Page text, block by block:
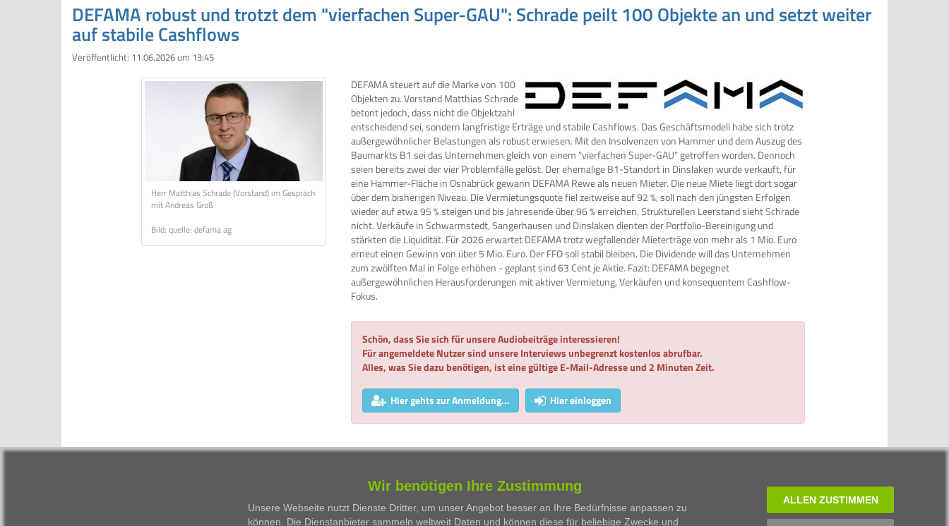
DEFAMA robust und trotzt dem "vierfachen Super-GAU": Schrade peilt 100 Objekte an und setzt weiter
auf stabile Cashflows
Veröffentlicht: 11.06.2026 um 13:45
Herr Matthias Schrade (Vorstand) im Gespräch
mit Andreas Groß
Bild: quelle: defama ag
DEFAMA steuert auf die Marke von 100
Objekten zu. Vorstand Matthias Schrade
betont jedoch, dass nicht die Objektzahl
entscheidend sei, sondern langfristige Erträge und stabile Cashflows. Das Geschäftsmodell habe sich trotz
außergewöhnlicher Belastungen als robust erwiesen. Mit den Insolvenzen von Hammer und dem Auszug des
Baumarkts B1 sei das Unternehmen gleich von einem "vierfachen Super-GAU" getroffen worden. Dennoch
seien bereits zwei der vier Problemfälle gelöst. Der ehemalige B1-Standort in Dinslaken wurde verkauft, für
eine Hammer-Fläche in Osnabrück gewann DEFAMA Rewe als neuen Mieter. Die neue Miete liegt dort sogar
über dem bisherigen Niveau. Die Vermietungsquote fiel zeitweise auf 92 %, soll nach den jüngsten Erfolgen
wieder auf etwa 95 % steigen und bis Jahresende über 96 % erreichen. Strukturellen Leerstand sieht Schrade
nicht. Verkäufe in Schwarmstedt, Sangerhausen und Dinslaken dienten der Portfolio-Bereinigung und
stärkten die Liquidität. Für 2026 erwartet DEFAMA trotz wegfallender Mieterträge von mehr als 1 Mio. Euro
erneut einen Gewinn von über 5 Mio. Euro. Der FFO soll stabil bleiben. Die Dividende will das Unternehmen
zum zwölften Mal in Folge erhöhen - geplant sind 63 Cent je Aktie. Fazit: DEFAMA begegnet
außergewöhnlichen Herausforderungen mit aktiver Vermietung, Verkäufen und konsequentem Cashflow-
Fokus.
Schön, dass Sie sich für unsere Audiobeiträge interessieren!
Für angemeldete Nutzer sind unsere Interviews unbegrenzt kostenlos abrufbar.
Alles, was Sie dazu benötigen, ist eine gültige E-Mail-Adresse und 2 Minuten Zeit.
Hier gehts zur Anmeldung... Hier einloggen
Wir benötigen Ihre Zustimmung
Unsere Webseite nutzt Dienste Dritter, um unser Angebot besser an Ihre Bedürfnisse anpassen zu
können. Die Dienstanbieter sammeln weltweit Daten und können diese für beliebige Zwecke und
ALLEN ZUSTIMMEN